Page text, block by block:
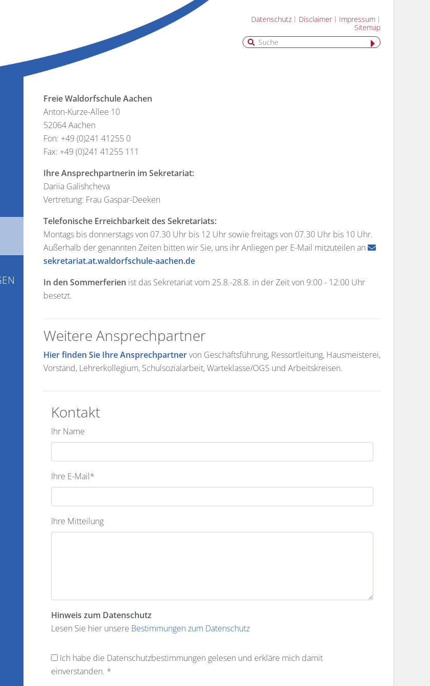
Datenschutz Disclaimer
Impressum
Sitemap
Freie Waldorfschule Aachen
Anton-Kurze-Allee 10
52064 Aachen
Fon: +49 (0)241 41255 0
Fax: +49 (0)241 41255 111
Ihre Ansprechpartnerin im Sekretariat:
Dariia Galishcheva
Vertretung: Frau Gaspar-Deeken
Telefonische Erreichbarkeit des Sekretariats:
Montags bis donnerstags von 07.30 Uhr bis 12 Uhr sowie freitags von 07.30 Uhr bis 10 Uhr.
Außerhalb der genannten Zeiten bitten wir Sie, uns ihr Anliegen per E-Mail mitzuteilen an
sekretariat.at.waldorfschule-aachen.de
In den Sommerferien ist das Sekretariat vom 25.8.-28.8. in der Zeit von 9:00 - 12:00 Uhr
besetzt.
Weitere Ansprechpartner
Hier finden Sie Ihre Ansprechpartnervon Geschäftsführung, Ressortleitung, Hausmeisterei,
Vorstand, Lehrerkollegium, Schulsozialarbeit, Warteklasse/OGS und Arbeitskreisen.
Kontakt
Ihr Name
Ihre E-Mail*
Ihre Mitteilung
Hinweis zum Datenschutz
Lesen Sie hier unsere Bestimmungen zum Datenschutz
Ich habe die Datenschutzbestimmungen gelesen und erkläre mich damit
einverstanden. *